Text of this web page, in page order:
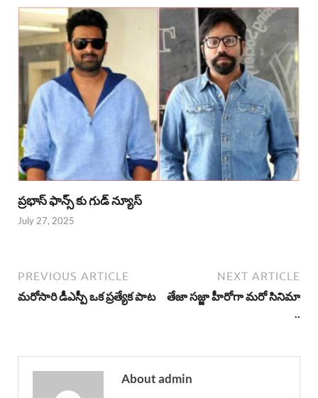
ప్రభాస్ ఫాన్స్ కు గుడ్ న్యూస్
July 27, 2025
PREVIOUS ARTICLE
మరోసారి డీఎస్పీ ఒక ప్రత్యేక పాట
NEXT ARTICLE
తేజా సజ్జా హీరోగా మరో సినిమా
..
About admin